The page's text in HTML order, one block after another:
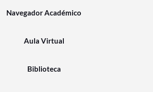
Navegador Académico
Aula Virtual
Biblioteca